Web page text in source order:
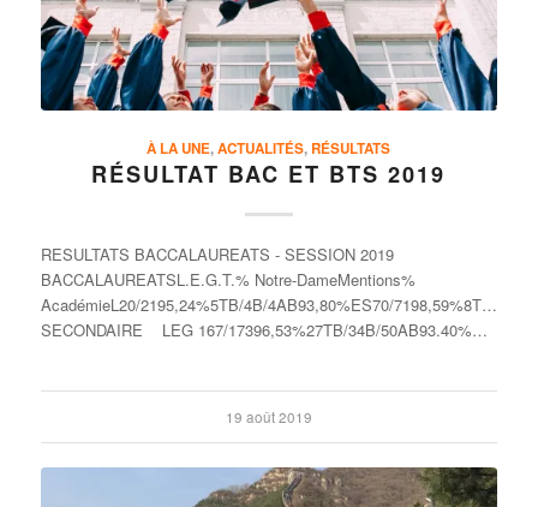
À LA UNE,ACTUALITÉS, RÉSULTATS
RÉSULTAT BAC ET BTS 2019
RESULTATS BACCALAUREATS - SESSION 2019
BACCALAUREATSL.E.G.T.% Notre-DameMentions%
AcadémieL20/2195,24%5TB/4B/4AB93,80%ES70/7198,59%8TB/
SECONDAIRE LEG 167/17396,53%27TB/34B/50AB93.40%STMGRessources…
19 août 2019